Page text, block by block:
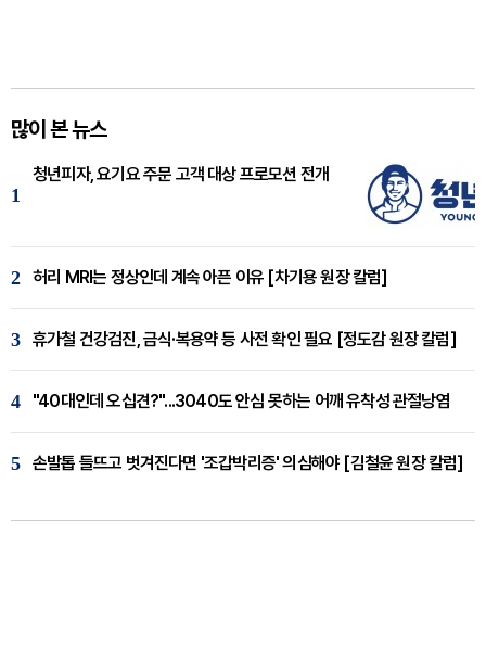
많이 본 뉴스
1
청년피자, 요기요 주문 고객 대상 프로모션 전개
2 허리 MRI는 정상인데 계속 아픈 이유 [차기용 원장 칼럼]
3 휴가철 건강검진, 금식·복용약 등 사전 확인 필요 [정도감 원장 칼럼]
4 "40대인데 오십견?"...3040도 안심 못하는 어깨 유착성 관절낭염
5 손발톱 들뜨고 벗겨진다면 '조갑박리증' 의심해야 [김철윤 원장 칼럼]